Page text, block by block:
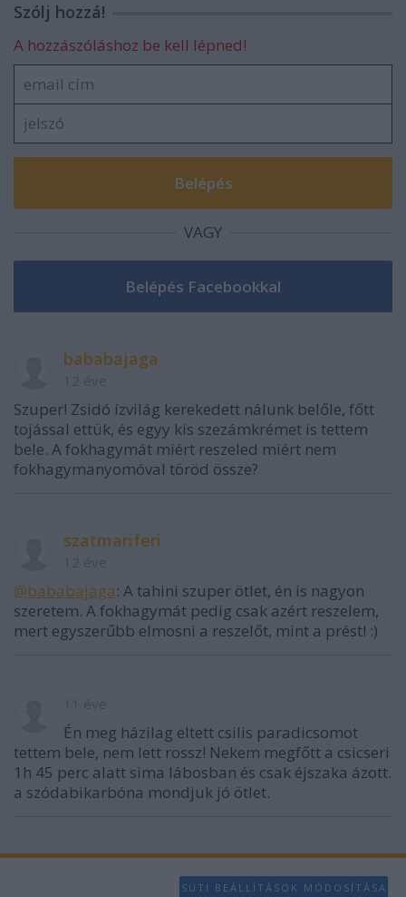
Szólj hozzá!
A hozzászóláshoz be kell lépned!
VAGY
bababajaga
Szuper! Zsidó ízvilág kerekedett nálunk belőle, főtt
tojással ettük, és egyy kis szezámkrémet is tettem
bele. A fokhagymát miért reszeled miért nem
fokhagymanyomóval töröd össze?
szatmariferi
@bababajaga: A tahini szuper ötlet, én is nagyon
szeretem. A fokhagymát pedig csak azért reszelem,
mert egyszerűbb elmosni a reszelőt, mint a prést! :)
Én meg házilag eltett csilis paradicsomot
tettem bele, nem lett rossz! Nekem megfőtt a csicseri
1h 45 perc alatt sima lábosban és csak éjszaka ázott.
a szódabikarbóna mondjuk jó ötlet.
SÜTI BEÁLLÍTÁSOK MÓDOSÍTÁSA